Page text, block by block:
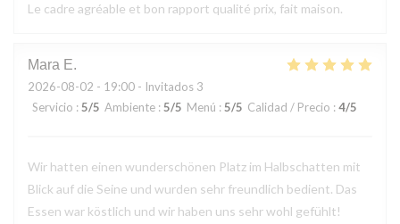
Le cadre agréable et bon rapport qualité prix, fait maison.
Mara E
2026-08-02 - 19:00 - Invitados 3
Servicio : 5/5 Ambiente : 5/5 Menú : 5/5 Calidad / Precio : 4/5
Wir hatten einen wunderschönen Platz im Halbschatten mit
Blick auf die Seine und wurden sehr freundlich bedient. Das
Essen war köstlich und wir haben uns sehr wohl gefühlt!